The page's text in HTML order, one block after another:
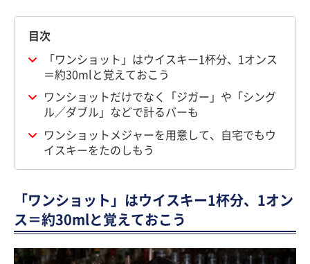
目次
「ワンショット」はウイスキー1杯分、1オンス
＝約30mlと覚えておこう
ワンショットだけでなく「ジガー」や「シング
ル／ダブル」などで計るバーも
ワンショットメジャーを用意して、自宅でもウ
イスキーをたのしもう
「ワンショット」はウイスキー1杯分、1オン
ス＝約30mlと覚えておこう